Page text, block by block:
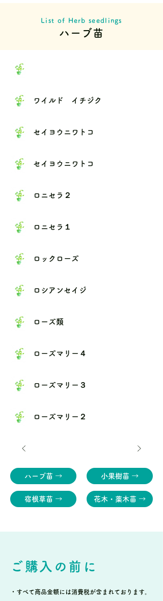
List of Herb seedlings
ハーブ苗
ワイルド イチジク
セイヨウニワトコ
セイヨウニワトコ
ロニセラ２
ロニセラ１
ロックローズ
ロシアンセイジ
ローズ類
ローズマリー４
ローズマリー３
ローズマリー２
ハーブ苗 →
宿根草苗 →
小果樹苗 →
花木・薬木苗 →
ご購入の前に
・すべて商品金額には消費税が含まれております。